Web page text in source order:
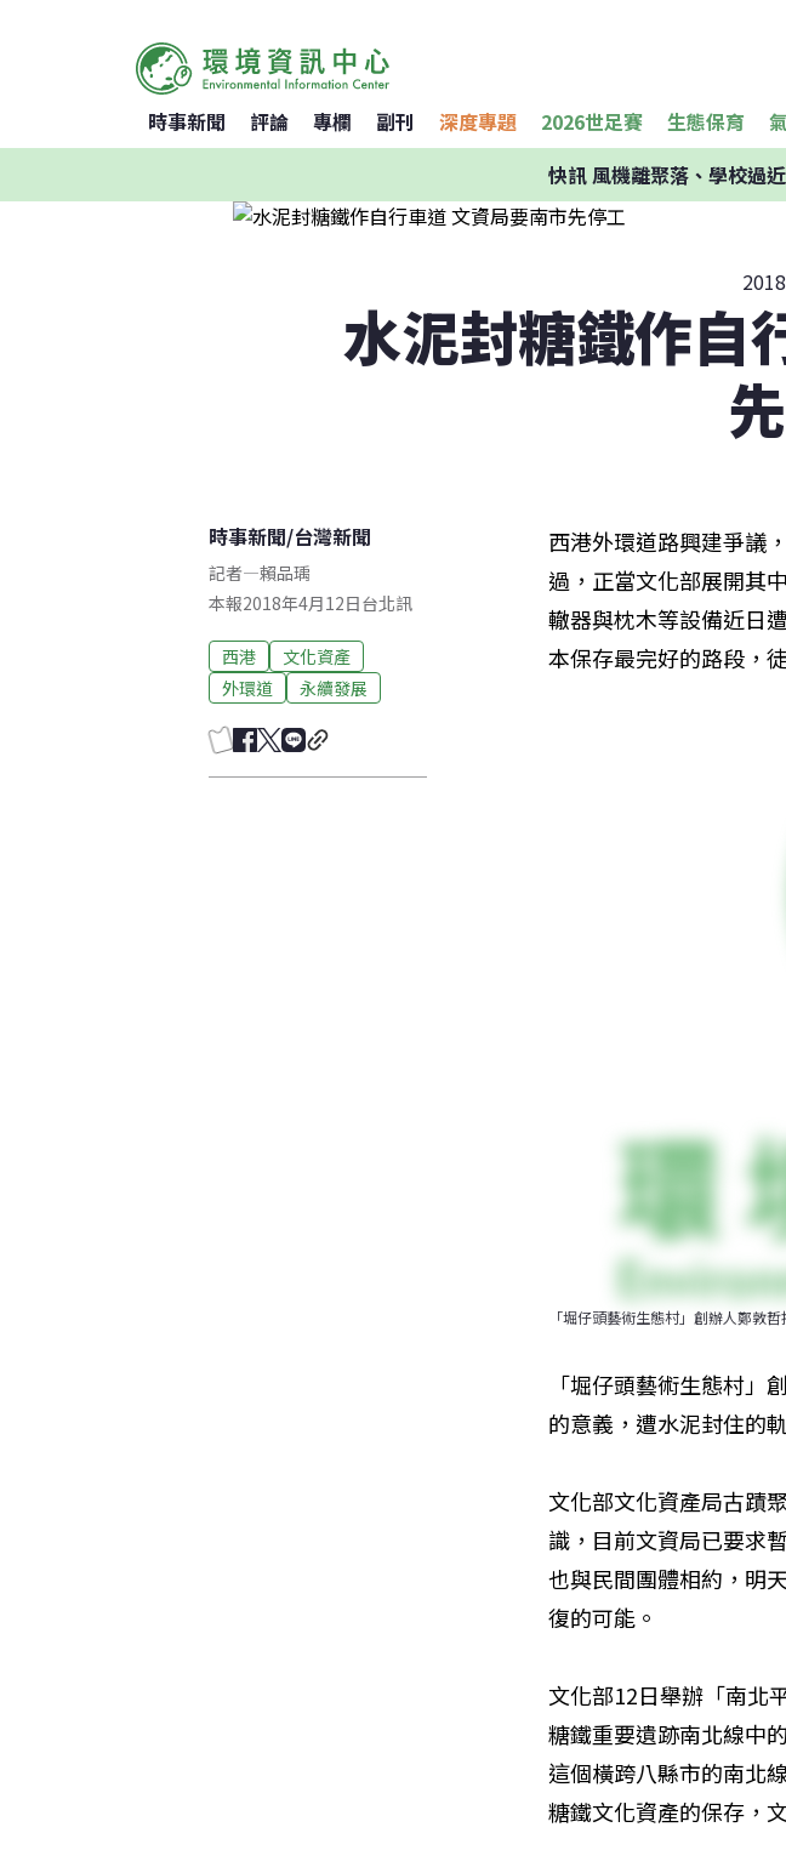
時事新聞 評論 專欄 副刊 深度專題 2026世足賽 生態保育
快訊風機離聚落、學校過
水泥封糖鐵作自
時事新聞/台灣新聞
記者—賴品瑀
本報2018年4月12日台北訊
西港
文化資產
外環道
永續發展
西港外環道路興建爭議
過，正當文化部展開其
轍器與枕木等設備近日
本保存最完好的路段，
「堀仔頭藝術生態村」創辦人鄭敦
「堀仔頭藝術生態村
的意義，遭水泥封住的
文化部文化資產局古蹟
識，目前文資局已要求
也與民間團體相約，明
復的可能。
文化部12日舉辦「南北
糖鐵重要遺跡南北線中
這個橫跨八縣市的南北
糖鐵文化資產的保存，